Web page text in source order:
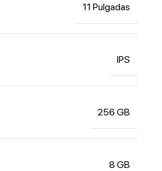
11 Pulgadas
IPS
256 GB
8 GB